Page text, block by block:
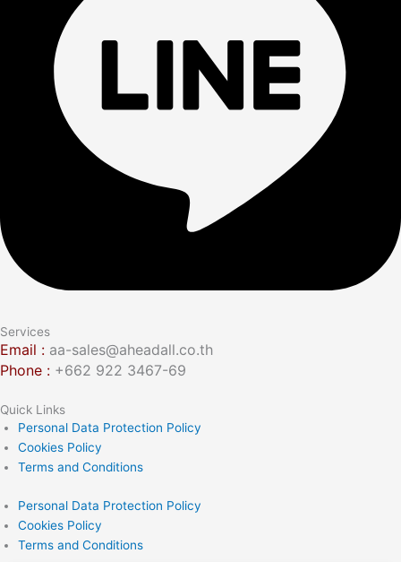
Services
Email : aa-sales@aheadall.co.th
Phone : +662 922 3467-69
Quick Links
Personal Data Protection Policy
Cookies Policy
Terms and Conditions
Personal Data Protection Policy
Cookies Policy
Terms and Conditions